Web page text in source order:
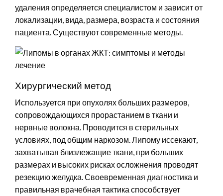
удаления определяется специалистом и зависит от
локализации, вида, размера, возраста и состояния
пациента. Существуют современные методы.
Хирургический метод
Используется при опухолях больших размеров,
сопровождающихся прорастанием в ткани и
нервные волокна. Проводится в стерильных
условиях, под общим наркозом. Липому иссекают,
захватывая близлежащие ткани, при больших
размерах и высоких рисках осложнения проводят
резекцию желудка. Своевременная диагностика и
правильная врачебная тактика способствует